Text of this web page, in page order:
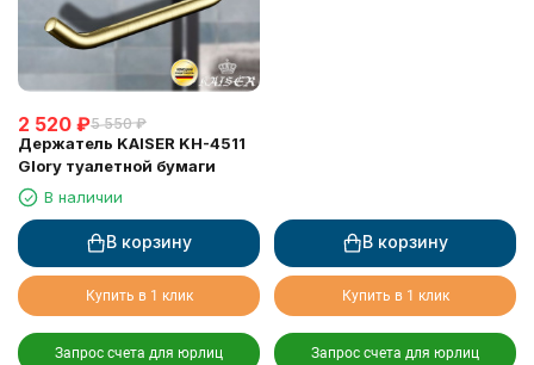
2 520 ₽5 550 ₽
Держатель KAISER KH-4511
Glory туалетной бумаги
В наличии
В корзину
Купить в 1 клик
Запрос счета для юрлиц
В корзину
Купить в 1 клик
Запрос счета для юрлиц